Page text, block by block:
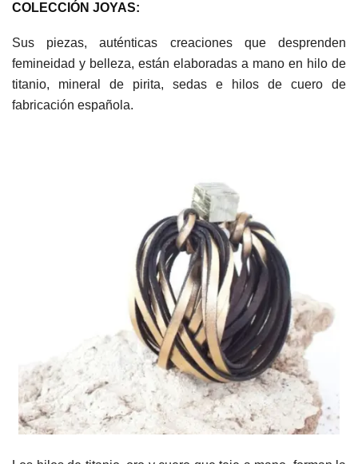
COLECCIÓN JOYAS:
Sus piezas, auténticas creaciones que desprenden
femineidad y belleza, están elaboradas a mano en hilo de
titanio, mineral de pirita, sedas e hilos de cuero de
fabricación española.